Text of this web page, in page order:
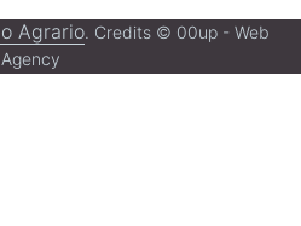
Agrario. Credits © 00up - Web
Agency